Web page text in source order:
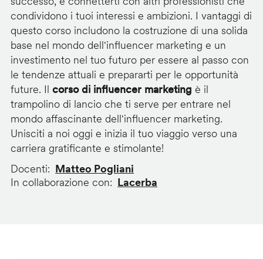
condividono i tuoi interessi e ambizioni. I vantaggi di
questo corso includono la costruzione di una solida
base nel mondo dell'influencer marketing e un
investimento nel tuo futuro per essere al passo con
le tendenze attuali e prepararti per le opportunità
future. Il corso di influencer marketing è il
trampolino di lancio che ti serve per entrare nel
mondo affascinante dell'influencer marketing.
Unisciti a noi oggi e inizia il tuo viaggio verso una
carriera gratificante e stimolante!
Docenti
Matteo Pogliani
In collaborazione con
Lacerba